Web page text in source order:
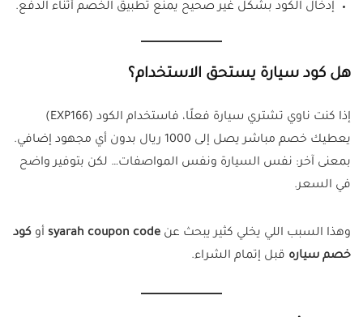
إدخال الكود بشكل غير صحيح يمنع تطبيق الخصم أثناء الدفع.
هل كود سيارة يستحق الاستخدام؟
إذا كنت ناوي تشتري سيارة فعلًا، فاستخدام الكود (EXP166)
يعطيك خصم مباشر يصل إلى 1000 ريال بدون أي مجهود إضافي.
بمعنى آخر: نفس السيارة ونفس المواصفات… لكن بتوفير واضح
في السعر.
وهذا السبب اللي يخلي كثير يبحث عن syarah coupon code أو كود
خصم سياره قبل إتمام الشراء.